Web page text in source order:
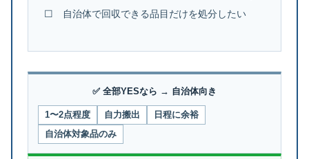
☐ 自治体で回収できる品目だけを処分したい
✅ 全部YESなら → 自治体向き
1〜2点程度 自力搬出
日程に余裕
自治体対象品のみ